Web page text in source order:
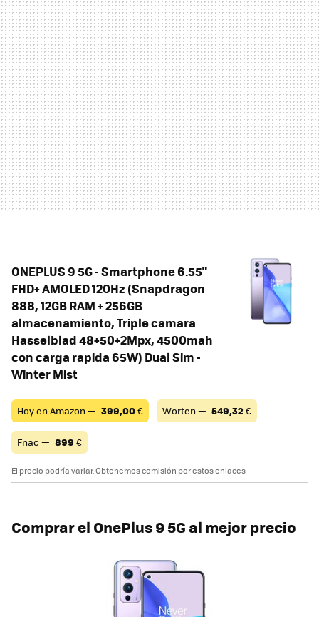
ONEPLUS 9 5G - Smartphone 6.55"
FHD+ AMOLED 120Hz (Snapdragon
888, 12GB RAM + 256GB
almacenamiento, Triple camara
Hasselblad 48+50+2Mpx, 4500mah
con carga rapida 65W) Dual Sim -
Winter Mist
Hoy en Amazon — 399,00€ Worten — 549,32 €
Fnac — 899 €
El precio podría variar. Obtenemos comisión por estos enlaces
Comprar el OnePlus 9 5G al mejor precio